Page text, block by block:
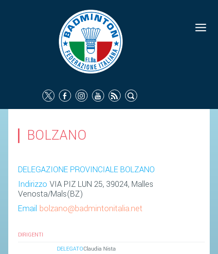
BOLZANO
DELEGAZIONE PROVINCIALE BOLZANO
Indirizzo VIA PIZ LUN 25, 39024, Malles
Venosta/Mals(BZ)
Email bolzano@badmintonitalia.net
DIRIGENTI
DELEGATOClaudia Nista
FEDERAZIONE
IDENTITÀ
COMMISSIONI FEDERALI
ORGANI TERRITORIALI
ANTIDOPING
COMUNICAZIONE E MARKETING